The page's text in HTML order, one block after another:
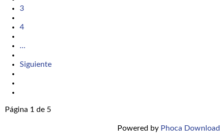
3
4
...
Siguiente
Página 1 de 5
Powered by Phoca Download